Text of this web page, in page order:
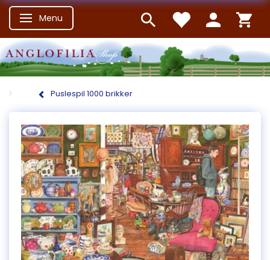
Skifte navigation
Menu
Puslespil 1000 brikker